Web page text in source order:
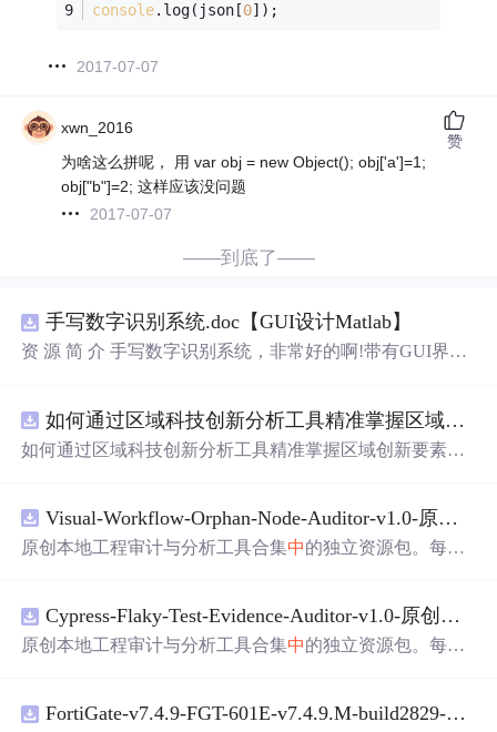
console.log(json[0]);
2017-07-07
xwn_2016
为啥这么拼呢， 用 var obj = new Object(); obj['a']=1;
obj["b"]=2; 这样应该没问题
2017-07-07
赞
——到底了——
手写数字识别系统.doc【GUI设计Matlab】
资 源 简 介 手写数字识别系统，非常好的啊!带有GUI界
带有直观的图形用户界面（GUI），非常容易使用。你只
需要将手写数字输入系统，它将立即给出准确的识别结
是一个非常方便和实用的工具，你一定会喜欢它的！
如何通过区域科技创新分析工具精准掌握区域创新要素分布与产业链融合现状？.docx
如何通过区域科技创新分析工具精准掌握区域创新要素分
Visual-Workflow-Orphan-Node-Auditor-v1.0-原创源码与文档.zip
原创本地工程审计与分析工具合集中的独立资源包。每个
图、README、运行说明、功能清单、MIT License及原创
与授权声明。解压后进入project目录，执行npm test验证算
源项目源码、Logo、官方截图、论文、生产日志或其他受
Cypress-Flaky-Test-Evidence-Auditor-v1.0-原创源码与文档.zip
原创本地工程审计与分析工具合集中的独立资源包。每个
图、README、运行说明、功能清单、MIT License及原创
FortiGate-v7.4.9-FGT-601E-v7.4.9.M-build2829-FORTINET.out